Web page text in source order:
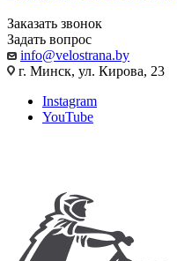
Заказать звонок
Задать вопрос
info@velostrana.by
г. Минск, ул. Кирова, 23
Instagram
YouTube